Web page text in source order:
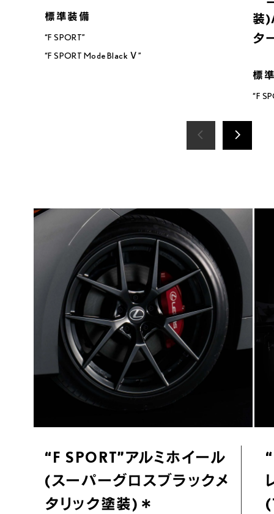
“F SPORT”
“F SPORT Mode Black Ⅴ”
装
タ
“F
“F SPORT”アルミホイール
(スーパーグロスブラックメ
タリック塗装)＊